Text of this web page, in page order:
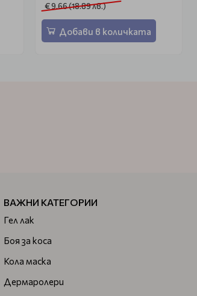
€ 9.66 (18.89 лв.)
Добави в количката
ВАЖНИ КАТЕГОРИИ
Гел лак
Боя за коса
Кола маска
Дермаролери